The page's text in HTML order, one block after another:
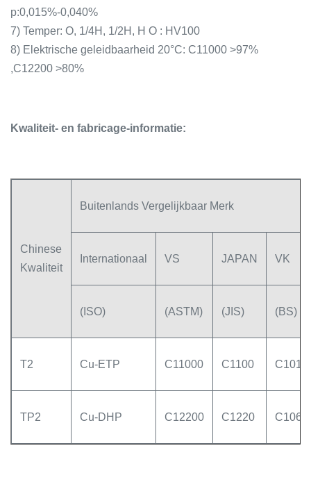
p:0,015%-0,040%
7) Temper: O, 1/4H, 1/2H, H O : HV100
8) Elektrische geleidbaarheid 20°C: C11000 >97%
,C12200 >80%
Kwaliteit- en fabricage-informatie:
Chinese
Kwaliteit
Buitenlands Vergelijkbaar Merk
Internationaal VS JAPAN VK
(ISO) (ASTM) (JIS) (BS)
T2 Cu-ETP C11000 C1100 C101
TP2 Cu-DHP C12200 C1220 C106